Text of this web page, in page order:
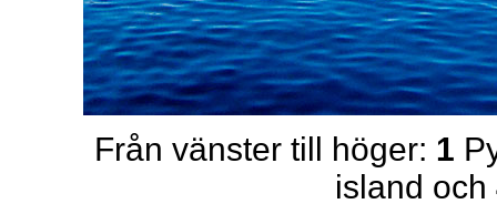
Från vänster till höger: 1
island och